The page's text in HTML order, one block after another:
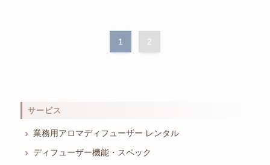
1 2
サービス
業務用アロマディフューザー レンタル
ディフューザー機能・スペック